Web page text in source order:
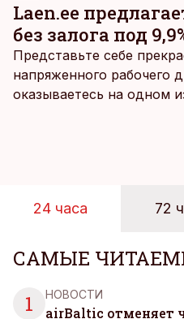
Laen.ee
без залога под
Представьте себе
напряженного рабочего
оказываетесь на одном
24 часа 72
САМЫЕ
1
НОВОСТИ
airBaltic отменяет